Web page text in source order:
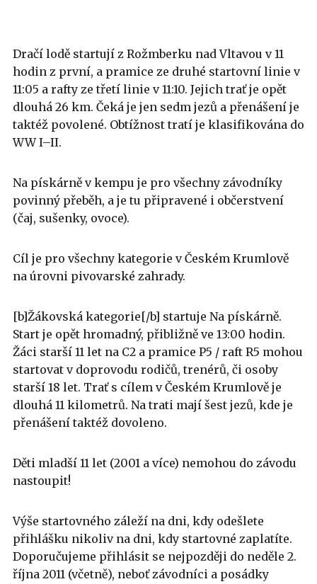
Dračí lodě startují z Rožmberku nad Vltavou v 11
hodin z první, a pramice ze druhé startovní linie v
11:05 a rafty ze třetí linie v 11:10. Jejich trať je opět
dlouhá 26 km. Čeká je jen sedm jezů a přenášení je
taktéž povolené. Obtížnost tratí je klasifikována do
WW I–II.
Na pískárně v kempu je pro všechny závodníky
povinný přeběh, a je tu připravené i občerstvení
(čaj, sušenky, ovoce).
Cíl je pro všechny kategorie v Českém Krumlově
na úrovni pivovarské zahrady.
[b]Žákovská kategorie[/b] startuje Na pískárně.
Start je opět hromadný, přibližně ve 13:00 hodin.
Žáci starší 11 let na C2 a pramice P5 / raft R5 mohou
startovat v doprovodu rodičů, trenérů, či osoby
starší 18 let. Trať s cílem v Českém Krumlově je
dlouhá 11 kilometrů. Na trati mají šest jezů, kde je
přenášení taktéž dovoleno.
Děti mladší 11 let (2001 a více) nemohou do závodu
nastoupit!
Výše startovného záleží na dni, kdy odešlete
přihlášku nikoliv na dni, kdy startovné zaplatíte.
Doporučujeme přihlásit se nejpozději do neděle 2.
října 2011 (včetně), neboť závodníci a posádky